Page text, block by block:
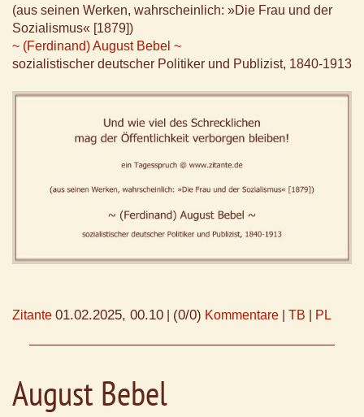
(aus seinen Werken, wahrscheinlich: »Die Frau und der
Sozialismus« [1879])
~ (Ferdinand) August Bebel ~
sozialistischer deutscher Politiker und Publizist, 1840-1913
Zitante 01.02.2025, 00.10 (0/0) Kommentare TB PL
August Bebel